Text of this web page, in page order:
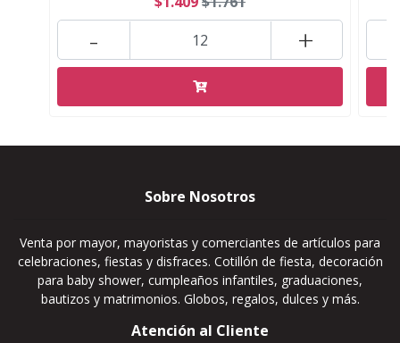
+
-
Sobre Nosotros
Venta por mayor, mayoristas y comerciantes de artículos para
celebraciones, fiestas y disfraces. Cotillón de fiesta, decoración
para baby shower, cumpleaños infantiles, graduaciones,
bautizos y matrimonios. Globos, regalos, dulces y más.
Atención al Cliente